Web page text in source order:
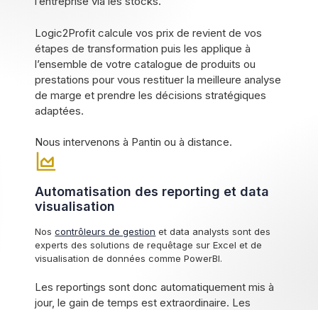
Logic2Profit calcule vos prix de revient de vos
étapes de transformation puis les applique à
l’ensemble de votre catalogue de produits ou
prestations pour vous restituer la meilleure analyse
de marge et prendre les décisions stratégiques
adaptées.
Nous intervenons à Pantin ou à distance.
Automatisation des reporting et data
visualisation
Noscontrôleurs de gestion et data analysts sont des
experts des solutions de requêtage sur Excel et de
visualisation de données comme PowerBI.
Les reportings sont donc automatiquement mis à
jour, le gain de temps est extraordinaire. Les